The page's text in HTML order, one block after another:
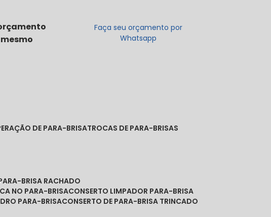
Faça seu orçamento por
Whatsapp
DE PARA-BRISA TROCAS DE PARA-BRISAS
PARA-BRISA RACHADO
NO PARA-BRISA CONSERTO LIMPADOR PARA-BRISA
PARA-BRISA CONSERTO DE PARA-BRISA TRINCADO